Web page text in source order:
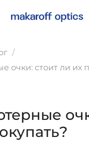
очки: стоит ли их